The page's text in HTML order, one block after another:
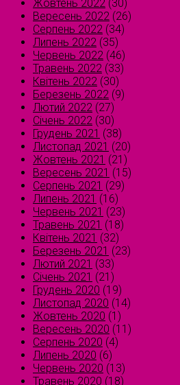
Жовтень 2022 (30)
Вересень 2022 (26)
Серпень 2022 (34)
Липень 2022 (35)
Червень 2022 (46)
Травень 2022 (33)
Квітень 2022 (30)
Березень 2022 (9)
Лютий 2022 (27)
Січень 2022 (30)
Грудень 2021 (38)
Листопад 2021 (20)
Жовтень 2021 (21)
Вересень 2021 (15)
Серпень 2021 (29)
Липень 2021 (16)
Червень 2021 (23)
Травень 2021 (18)
Квітень 2021 (32)
Березень 2021 (23)
Лютий 2021 (33)
Січень 2021 (21)
Грудень 2020 (19)
Листопад 2020 (14)
Жовтень 2020 (1)
Вересень 2020 (11)
Серпень 2020 (4)
Липень 2020 (6)
Червень 2020 (13)
Травень 2020 (18)